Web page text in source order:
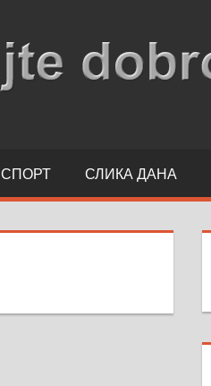
СПОРТ СЛИКА ДАНА